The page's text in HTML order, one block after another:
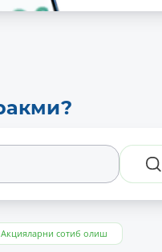
Акцияларни сотиб олиш